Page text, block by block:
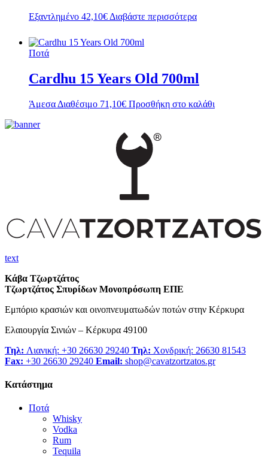
Εξαντλημένο 42,10€Διαβάστε περισσότερα
Ποτά
Cardhu 15 Years Old 700ml
Άμεσα Διαθέσιμο 71,10€ Προσθήκη στο καλάθι
text
Κάβα Τζωρτζάτος
Τζωρτζάτος Σπυρίδων Μονοπρόσωπη ΕΠΕ
Εμπόριο κρασιών και οινοπνευματωδών ποτών στην Κέρκυρα
Ελαιουργία Σινιών – Κέρκυρα 49100
Τηλ: Λιανική: +30 26630 29240 Τηλ: Χονδρική: 26630 81543
Fax: +30 26630 29240 Email: shop@cavatzortzatos.gr
Κατάστημα
Ποτά
Whisky
Vodka
Rum
Tequila